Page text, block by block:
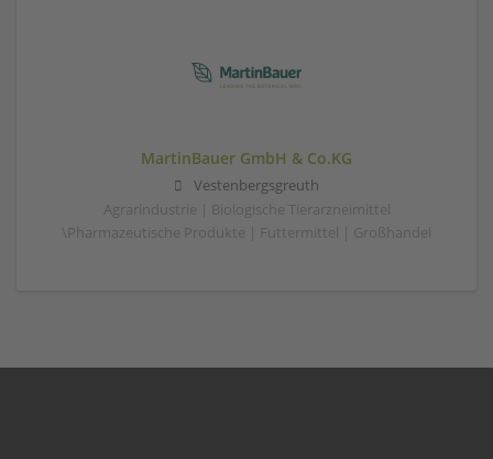
MartinBauer GmbH & Co.KG
Vestenbergsgreuth
Agrarindustrie | Biologische Tierarzneimittel
\Pharmazeutische Produkte | Futtermittel | Großhandel